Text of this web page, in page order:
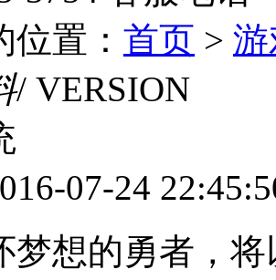
置： 首页 >
/ VERSION
07-24
梦想的勇者，